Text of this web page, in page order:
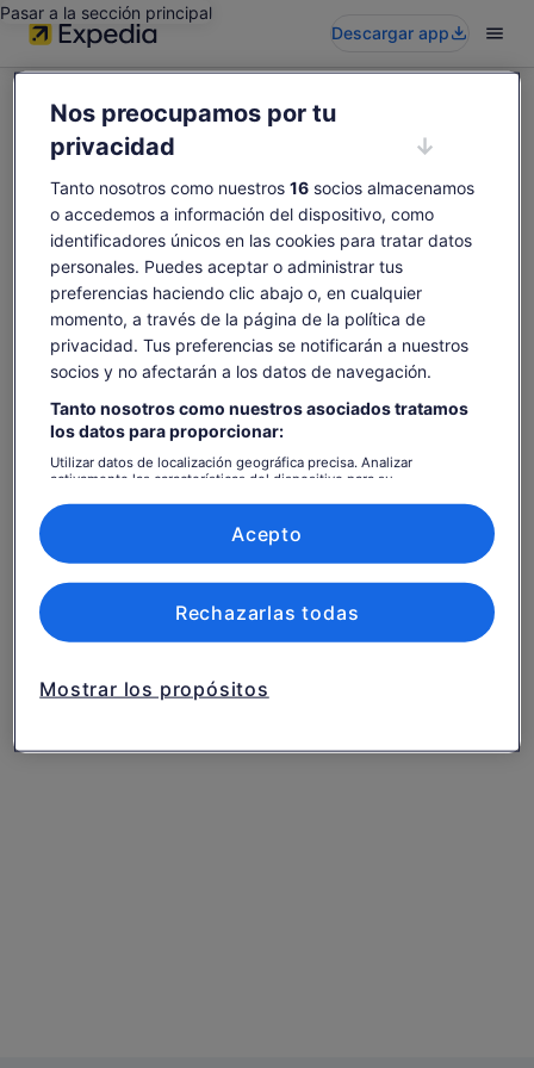
Pasar a la sección principal
Descargar app
Vaya, parece que esta actividad no está
disponible
Prueba a buscar otras.
Buscar de nuevo
Nos preocupamos por tu
privacidad
Tanto nosotros como nuestros 16socios almacenamos
o accedemos a información del dispositivo, como
identificadores únicos en las cookies para tratar datos
personales. Puedes aceptar o administrar tus
preferencias haciendo clic abajo o, en cualquier
momento, a través de la página de la política de
privacidad. Tus preferencias se notificarán a nuestros
socios y no afectarán a los datos de navegación.
Tanto nosotros como nuestros asociados tratamos
los datos para proporcionar:
Utilizar datos de localización geográfica precisa. Analizar
activamente las características del dispositivo para su
acceder a ella. Publicidad y contenido personalizados, medición de
publicidad y contenido, investigación de audiencia y desarrollo de
Lista de asociados (proveedores)
Mostrar los propósitos
Rechazarlas todas
Acepto